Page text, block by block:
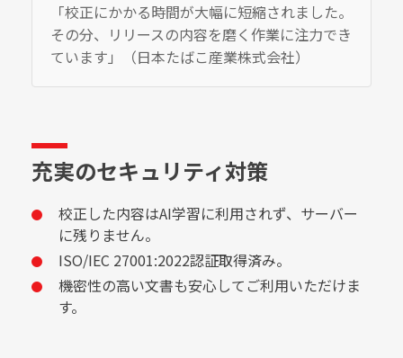
「校正にかかる時間が大幅に短縮されました。
その分、リリースの内容を磨く作業に注力でき
ています」（日本たばこ産業株式会社）
充実のセキュリティ対策
校正した内容はAI学習に利用されず、サーバー
に残りません。
ISO/IEC 27001:2022認証取得済み。
機密性の高い文書も安心してご利用いただけま
す。